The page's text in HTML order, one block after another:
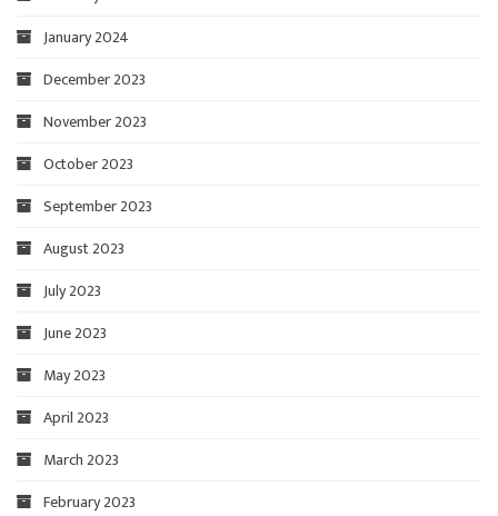
January 2024
December 2023
November 2023
October 2023
September 2023
August 2023
July 2023
June 2023
May 2023
April 2023
March 2023
February 2023